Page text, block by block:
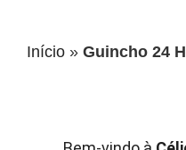
Início » Guincho 24